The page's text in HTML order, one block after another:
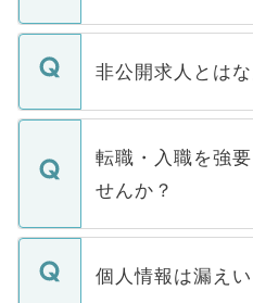
ご登録いただきま
登録内容を確認し
ます。通常、5営業
いただきますので
非公開求人とは
マイナビDOCTOR
うち約3割は、
けない「非公開求
下記の理由によっ
ません。
■応募殺到を避け
転職・入職を強
せんか？
転職・入職を強要
ん。また、仮に応
個人情報は漏え